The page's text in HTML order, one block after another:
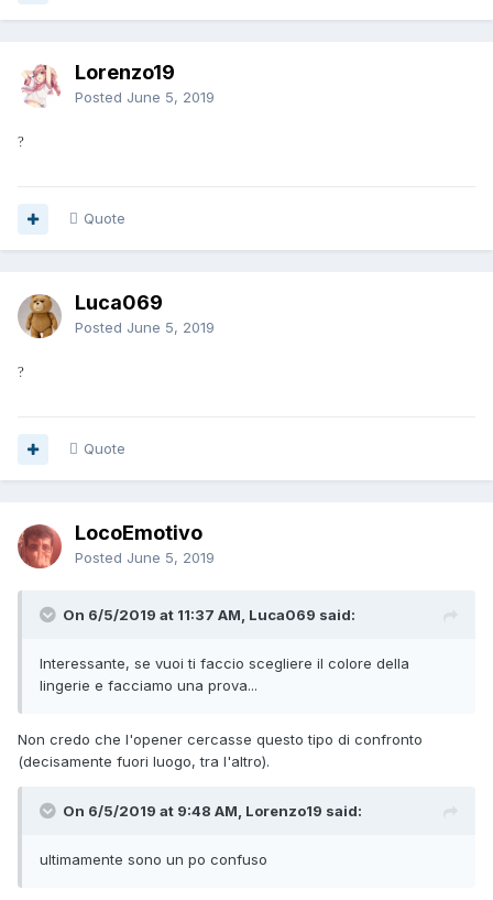
Lorenzo19
Posted June 5, 2019
?
Quote
Luca069
Posted June 5, 2019
?
Quote
LocoEmotivo
Posted June 5, 2019
On 6/5/2019 at 11:37 AM, Luca069 said:
Interessante, se vuoi ti faccio scegliere il colore della
lingerie e facciamo una prova...
Non credo che l'opener cercasse questo tipo di confronto
(decisamente fuori luogo, tra l'altro).
On 6/5/2019 at 9:48 AM, Lorenzo19 said:
ultimamente sono un po confuso